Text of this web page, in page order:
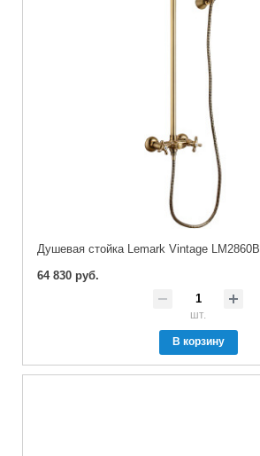
Душевая стойка Lemark Vintage LM2860B
64 830 руб.
шт.
В корзину